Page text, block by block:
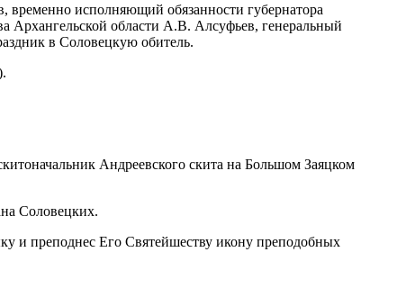
временно исполняющий обязанности губернатора
Архангельской области А.В. Алсуфьев, генеральный
в Соловецкую обитель.
Андреевского скита на Большом Заяцком
Соловецких.
и преподнес Его Святейшеству икону преподобных